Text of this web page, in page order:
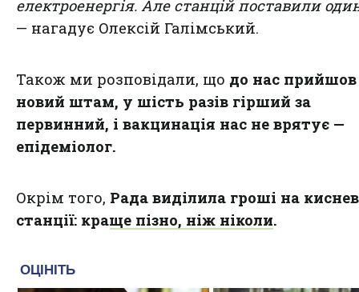
електроенергія. Але станцій поставили
— нагадує Олексій Галімський.
Також ми розповідали, що до нас прийшов
новий штам, у шість разів гірший за
первинний, і вакцинація нас не врятує —
епідеміолог.
Окрім того, Рада виділила гроші на
станції: краще пізно, ніж ніколи.